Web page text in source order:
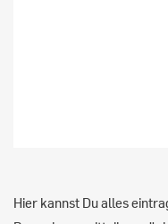
Hier kannst Du alles